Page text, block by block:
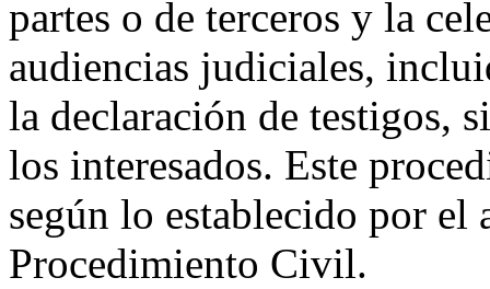
partes o de terceros y la
audiencias judiciales,
la declaración de testigos,
los interesados. Este
según lo establecido por
Procedimiento Civil.